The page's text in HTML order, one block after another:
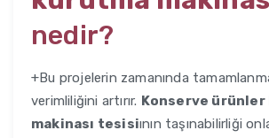
nedir?
+Bu projelerin zamanında
verimliliğini artırır. Konserve
makinası tesisiının taşınabilirliği